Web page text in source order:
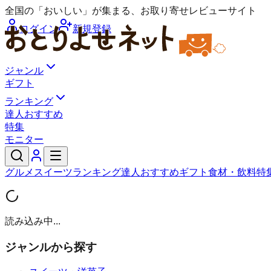
全国の「おいしい」が集まる、お取り寄せレビューサイト
ログイン
新規登録
ジャンル
ギフト
ランキング
達人おすすめ
特集
モニター
グルメ スイーツランキング達人おすすめギフト 食材・飲料特
読み込み中...
ジャンルから探す